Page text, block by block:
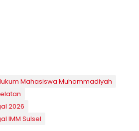
Mahasiswa Muhammadiyah
2026
IMM Sulsel